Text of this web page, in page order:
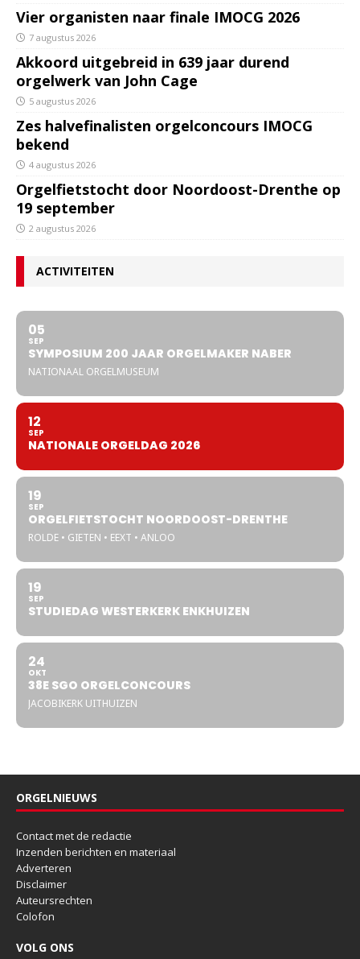
Vier organisten naar finale IMOCG 2026
7 augustus 2026
Akkoord uitgebreid in 639 jaar durend
orgelwerk van John Cage
5 augustus 2026
Zes halvefinalisten orgelconcours IMOCG
bekend
4 augustus 2026
Orgelfietstocht door Noordoost-Drenthe op
19 september
2 augustus 2026
ACTIVITEITEN
05
SEP
SYMPOSIUM 200 JAAR ORGELMAKER NABER
NATIONAAL ORGELMUSEUM
12
SEP
NATIONALE ORGELDAG 2026
19
SEP
ORGELFIETSTOCHT NOORDOOST-DRENTHE
ROLDE • GIETEN • EEXT • ANLOO
19
SEP
STUDIEDAG WESTERKERK ENKHUIZEN
24
OKT
38E SGO ORGELCONCOURS
JACOBIKERK UITHUIZEN
ORGELNIEUWS
Contact met de redactie
Inzenden berichten en materiaal
Adverteren
Disclaimer
Auteursrechten
Colofon
VOLG ONS